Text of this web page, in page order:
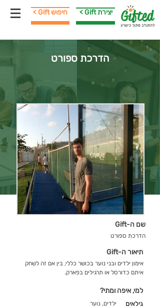
< Gift חיפוש < Gift יצירת
הדרכת ספורט
שם ה-Gift
הדרכת ספורט
תיאור ה-Gift
אימון ילדים ובני נוער בכושר כללי, בין אם זה לשחק
איתם כדורסל או תרגילים בפארק.
למי, איפה ומתי?
ילדים, נוער גילאים